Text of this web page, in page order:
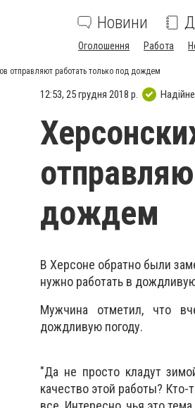
Новини
Оголошення Работа
отправляют работать только под дождем
12:53, 25 грудня 2018 р.
дождем
В Херсоне обратно были
нужно работать в
Мужчина отметил, что
дождливую погоду.
"Да не просто кладут
качество этой работы? Кто-